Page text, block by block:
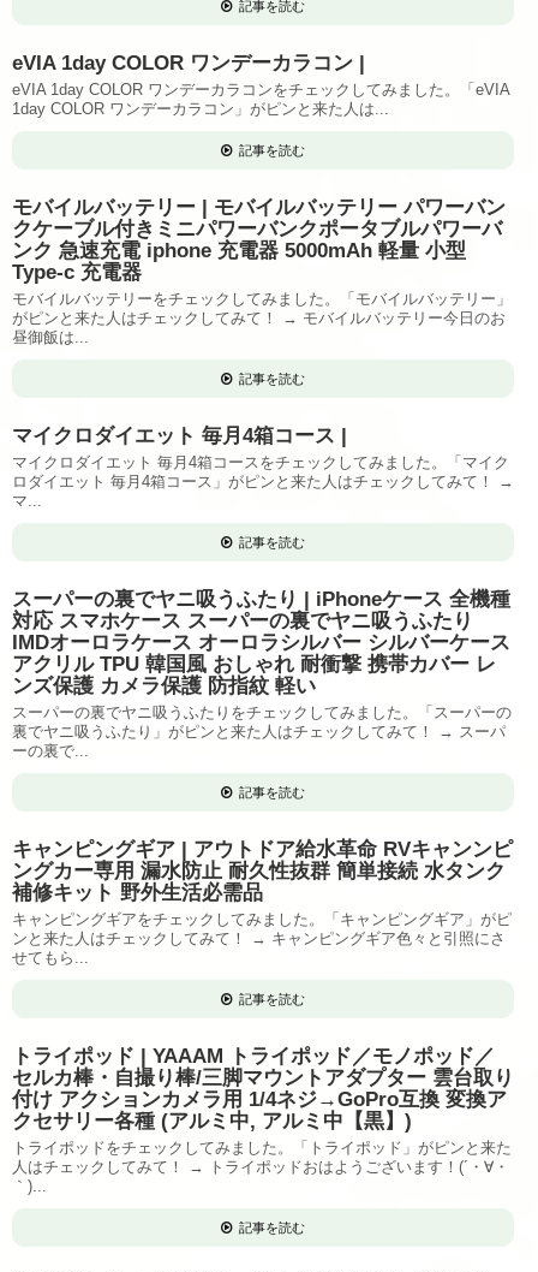
記事を読む
eVIA 1day COLOR ワンデーカラコン |
eVIA 1day COLOR ワンデーカラコンをチェックしてみました。「eVIA
1day COLOR ワンデーカラコン」がピンと来た人は...
記事を読む
モバイルバッテリー | モバイルバッテリー パワーバン
クケーブル付きミニパワーバンクポータブルパワーバ
ンク 急速充電 iphone 充電器 5000mAh 軽量 小型
Type-c 充電器
モバイルバッテリーをチェックしてみました。「モバイルバッテリー」
がピンと来た人はチェックしてみて！ → モバイルバッテリー今日のお
昼御飯は...
記事を読む
マイクロダイエット 毎月4箱コース |
マイクロダイエット 毎月4箱コースをチェックしてみました。「マイク
ロダイエット 毎月4箱コース」がピンと来た人はチェックしてみて！ →
マ...
記事を読む
スーパーの裏でヤニ吸うふたり | iPhoneケース 全機種
対応 スマホケース スーパーの裏でヤニ吸うふたり
IMDオーロラケース オーロラシルバー シルバーケース
アクリル TPU 韓国風 おしゃれ 耐衝撃 携帯カバー レ
ンズ保護 カメラ保護 防指紋 軽い
スーパーの裏でヤニ吸うふたりをチェックしてみました。「スーパーの
裏でヤニ吸うふたり」がピンと来た人はチェックしてみて！ → スーパ
ーの裏で...
記事を読む
キャンピングギア | アウトドア給水革命 RVキャンンピ
ングカー専用 漏水防止 耐久性抜群 簡単接続 水タンク
補修キット 野外生活必需品
キャンピングギアをチェックしてみました。「キャンピングギア」がピ
ンと来た人はチェックしてみて！ → キャンピングギア色々と引照にさ
せてもら...
記事を読む
トライポッド | YAAAM トライポッド／モノポッド／
セルカ棒・自撮り棒/三脚マウントアダプター 雲台取り
付け アクションカメラ用 1/4ネジ→GoPro互換 変換ア
クセサリー各種 (アルミ中, アルミ中【黒】)
トライポッドをチェックしてみました。「トライポッド」がピンと来た
人はチェックしてみて！ → トライポッドおはようございます！(´・∀・
｀)...
記事を読む